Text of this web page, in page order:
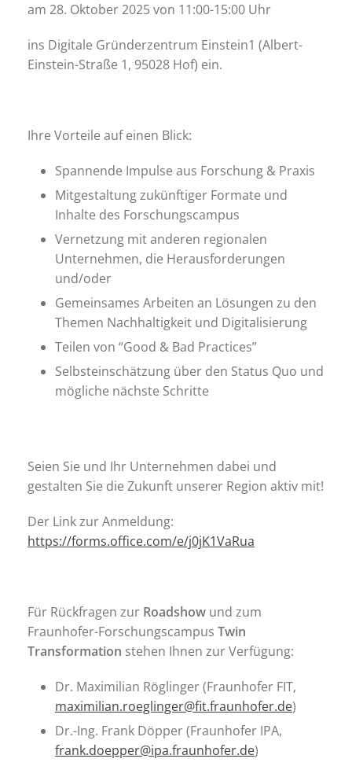
am 28. Oktober 2025 von 11:00-15:00 Uhr
ins Digitale Gründerzentrum Einstein1 (Albert-
Einstein-Straße 1, 95028 Hof) ein.
Ihre Vorteile auf einen Blick:
Spannende Impulse aus Forschung & Praxis
Mitgestaltung zukünftiger Formate und
Inhalte des Forschungscampus
Vernetzung mit anderen regionalen
Unternehmen, die Herausforderungen
und/oder
Gemeinsames Arbeiten an Lösungen zu den
Themen Nachhaltigkeit und Digitalisierung
Teilen von “Good & Bad Practices”
Selbsteinschätzung über den Status Quo und
mögliche nächste Schritte
Seien Sie und Ihr Unternehmen dabei und
gestalten Sie die Zukunft unserer Region aktiv mit!
Der Link zur Anmeldung:
https://forms.office.com/e/j0jK1VaRua
Für Rückfragen zur Roadshow und zum
Fraunhofer-Forschungscampus Twin
Transformation stehen Ihnen zur Verfügung:
Dr. Maximilian Röglinger (Fraunhofer FIT,
maximilian.roeglinger@fit.fraunhofer.de)
Dr.-Ing. Frank Döpper (Fraunhofer IPA,
frank.doepper@ipa.fraunhofer.de)